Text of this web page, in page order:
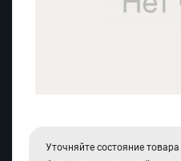
Уточняйте состояние